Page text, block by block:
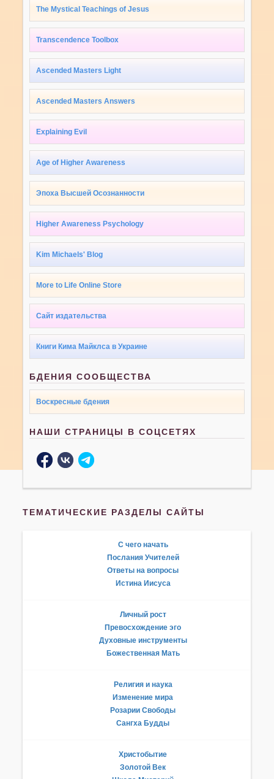
The Mystical Teachings of Jesus
Transcendence Toolbox
Ascended Masters Light
Ascended Masters Answers
Explaining Evil
Age of Higher Awareness
Эпоха Высшей Осознанности
Higher Awareness Psychology
Kim Michaels' Blog
More to Life Online Store
Сайт издательства
Книги Кима Майклса в Украине
БДЕНИЯ СООБЩЕСТВА
Воскресные бдения
НАШИ СТРАНИЦЫ В СОЦСЕТЯХ
ТЕМАТИЧЕСКИЕ РАЗДЕЛЫ САЙТЫ
С чего начать
Послания Учителей
Ответы на вопросы
Истина Иисуса
Личный рост
Превосхождение эго
Духовные инструменты
Божественная Мать
Религия и наука
Изменение мира
Розарии Свободы
Сангха Будды
Христобытие
Золотой Век